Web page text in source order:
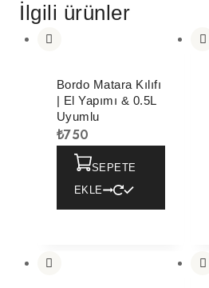
İlgili ürünler
Bordo Matara Kılıfı
| El Yapımı & 0.5L
Uyumlu
₺750
SEPETE
EKLE